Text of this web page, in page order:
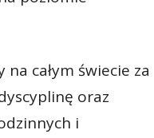
całym świecie za
oraz
i